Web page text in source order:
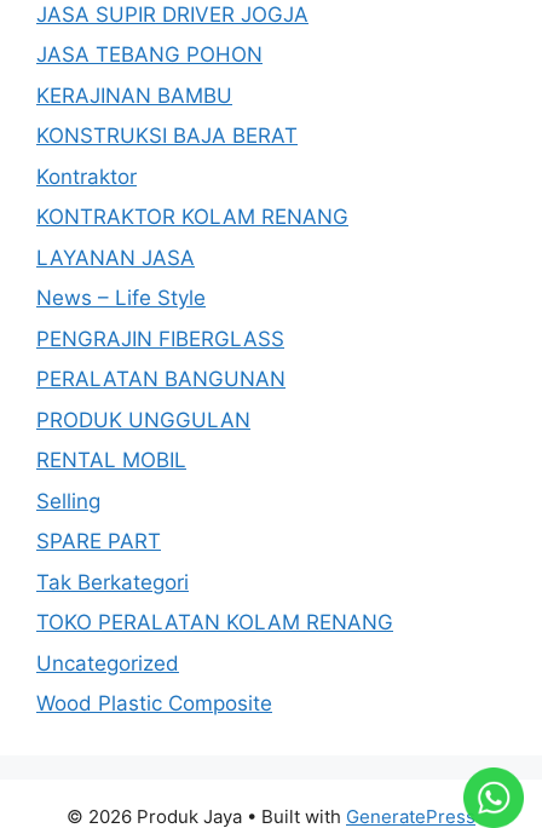
JASA SUPIR DRIVER JOGJA
JASA TEBANG POHON
KERAJINAN BAMBU
KONSTRUKSI BAJA BERAT
Kontraktor
KONTRAKTOR KOLAM RENANG
LAYANAN JASA
News – Life Style
PENGRAJIN FIBERGLASS
PERALATAN BANGUNAN
PRODUK UNGGULAN
RENTAL MOBIL
Selling
SPARE PART
Tak Berkategori
TOKO PERALATAN KOLAM RENANG
Uncategorized
Wood Plastic Composite
© 2026 Produk Jaya • Built with GeneratePress